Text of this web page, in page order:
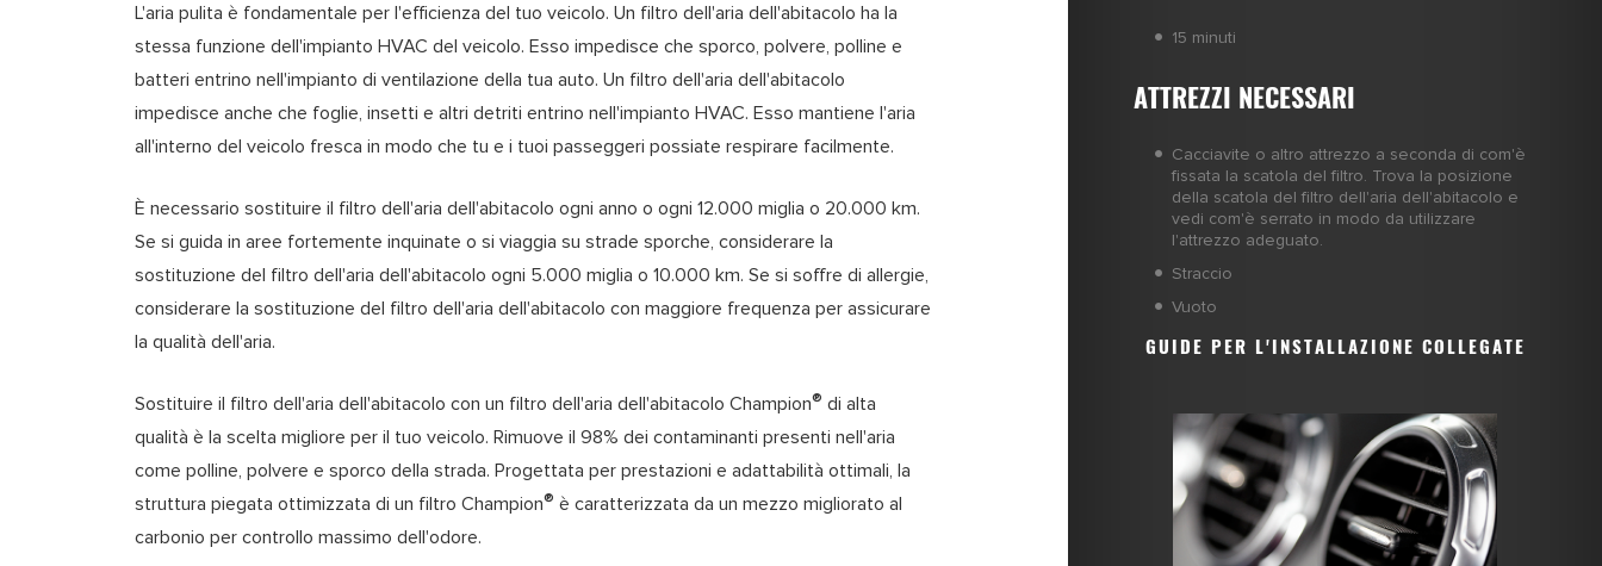
L'aria pulita è fondamentale per l'efficienza del tuo veicolo. Un filtro dell'aria dell'abitacolo ha la
stessa funzione dell'impianto HVAC del veicolo. Esso impedisce che sporco, polvere, polline e
batteri entrino nell'impianto di ventilazione della tua auto. Un filtro dell'aria dell'abitacolo
impedisce anche che foglie, insetti e altri detriti entrino nell'impianto HVAC. Esso mantiene l'aria
all'interno del veicolo fresca in modo che tu e i tuoi passeggeri possiate respirare facilmente.
È necessario sostituire il filtro dell'aria dell'abitacolo ogni anno o ogni 12.000 miglia o 20.000 km.
Se si guida in aree fortemente inquinate o si viaggia su strade sporche, considerare la
sostituzione del filtro dell'aria dell'abitacolo ogni 5.000 miglia o 10.000 km. Se si soffre di allergie,
considerare la sostituzione del filtro dell'aria dell'abitacolo con maggiore frequenza per assicurare
la qualità dell'aria.
Sostituire il filtro dell'aria dell'abitacolo con un filtro dell'aria dell'abitacolo Champion® di alta
qualità è la scelta migliore per il tuo veicolo. Rimuove il 98% dei contaminanti presenti nell'aria
come polline, polvere e sporco della strada. Progettata per prestazioni e adattabilità ottimali, la
struttura piegata ottimizzata di un filtro Champion® è caratterizzata da un mezzo migliorato al
carbonio per controllo massimo dell'odore.
15 minuti
ATTREZZI NECESSARI
Cacciavite o altro attrezzo a seconda di com'è
fissata la scatola del filtro. Trova la posizione
della scatola del filtro dell'aria dell'abitacolo e
vedi com'è serrato in modo da utilizzare
l'attrezzo adeguato.
Straccio
Vuoto
GUIDE PER L'INSTALLAZIONE COLLEGATE